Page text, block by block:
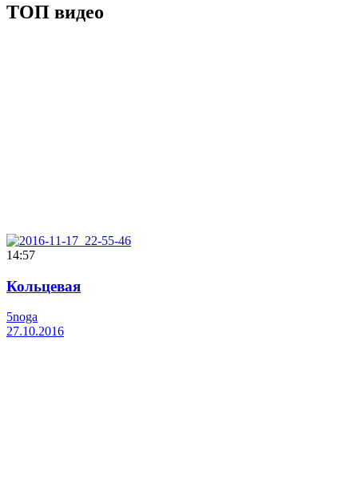
ТОП видео
14:57
Кольцевая
5noga
27.10.2016